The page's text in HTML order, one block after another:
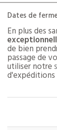
Dates de
En plus des
de bien
passage de
utiliser notre
d'expéditions